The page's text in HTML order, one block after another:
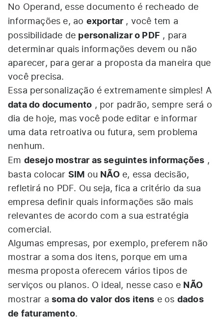
No Operand, esse documento é recheado de
informações e, ao exportar , você tem a
possibilidade de personalizar o PDF , para
determinar quais informações devem ou não
aparecer, para gerar a proposta da maneira que
você precisa.
Essa personalização é extremamente simples! A
data do documento , por padrão, sempre será o
dia de hoje, mas você pode editar e informar
uma data retroativa ou futura, sem problema
nenhum.
Em desejo mostrar as seguintes informações ,
basta colocar SIM ou NÃOe, essa decisão,
refletirá no PDF. Ou seja, fica a critério da sua
empresa definir quais informações são mais
relevantes de acordo com a sua estratégia
comercial.
Algumas empresas, por exemplo, preferem não
mostrar a soma dos itens, porque em uma
mesma proposta oferecem vários tipos de
serviços ou planos. O ideal, nesse caso e NÃO
mostrar a soma do valor dos itens e os dados
de faturamento.